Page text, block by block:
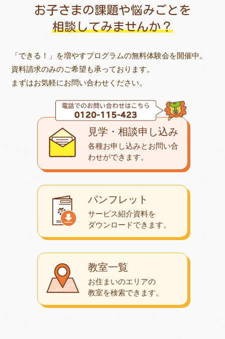
お子さまの課題や悩みごとを
相談してみませんか？
「できる！」を増やすプログラムの無料体験会を開催中。
資料請求のみのご希望も承っております。
まずはお気軽にお問い合わせください。
教室一覧
お住まいのエリアの
教室を検索できます。
パンフレット
サービス紹介資料を
ダウンロードできます。
見学・相談申し込み
各種お申し込みとお問い合
わせができます。